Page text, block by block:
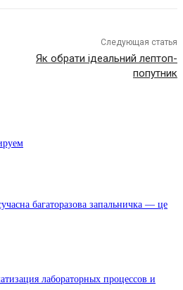
Следующая статья
Як обрати ідеальний лептоп-
попутник
багаторазова запальничка — це
лабораторных процессов и